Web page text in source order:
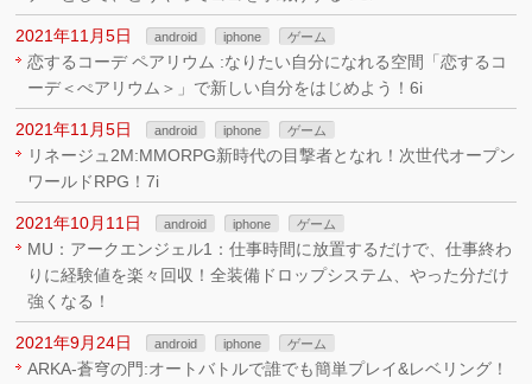
2021年11月5日 android iphone ゲーム
恋するコーデ ペアリウム :なりたい自分になれる空間「恋するコ
ーデ＜ぺアリウム＞」で新しい自分をはじめよう！6i
2021年11月5日 android iphone ゲーム
リネージュ2M:MMORPG新時代の目撃者となれ！次世代オープン
ワールドRPG！7i
2021年10月11日 android iphone ゲーム
MU：アークエンジェル1：仕事時間に放置するだけで、仕事終わ
りに経験値を楽々回収！全装備ドロップシステム、やった分だけ
強くなる！
2021年9月24日 android iphone ゲーム
ARKA‐蒼穹の門:オートバトルで誰でも簡単プレイ&レベリング！